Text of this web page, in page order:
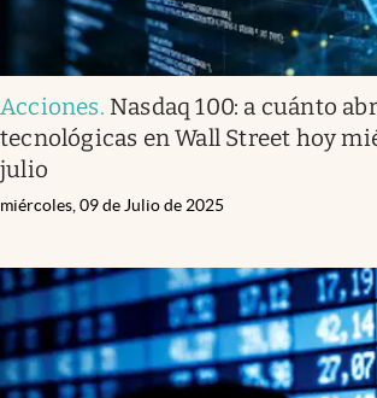
Acciones. Nasdaq 100: a cuánto
tecnológicas en Wall Street hoy
julio
miércoles, 09 de Julio de 2025